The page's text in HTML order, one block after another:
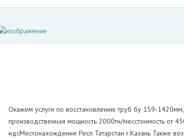
Окажем услуги по восстановлению труб бу 159-1420мм,
производственная мощность 2000тн/месстоимость от
ндсМестонахождение Респ Татарстан г.Казань Также